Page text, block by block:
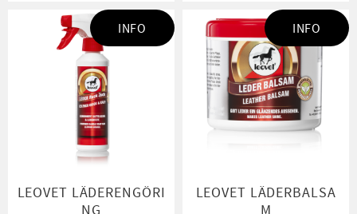
LEOVET LÄDERENGÖRI
NG
INFO
LEOVET LÄDERBALSA
M
INFO